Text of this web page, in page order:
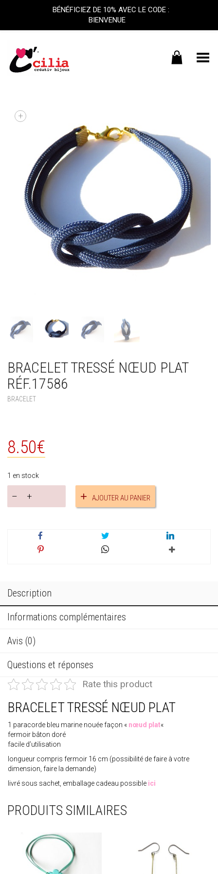
Basculer le menu
+
BRACELET TRESSÉ NŒUD PLAT
RÉF.17586
BRACELET
8.50€
1 en stock
Bracelet
AJOUTER AU PANIER
Description
Informations complémentaires
Avis (0)
Questions et réponses
Rate this product
BRACELET TRESSÉ NŒUD PLAT
1 paracorde bleu marine nouée façon « nœud plat«
fermoir bâton doré
facile d’utilisation
longueur compris fermoir 16 cm (possibilité de faire à votre
dimension, faire la demande)
livré sous sachet, emballage cadeau possible ici
PRODUITS SIMILAIRES
BÉNÉFICIEZ DE 10% AVEC LE CODE :
BIENVENUE